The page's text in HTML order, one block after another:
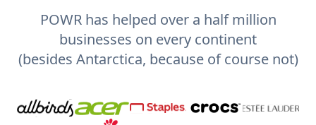
POWR has helped over a half million
businesses on every continent
(besides Antarctica, because of course not)